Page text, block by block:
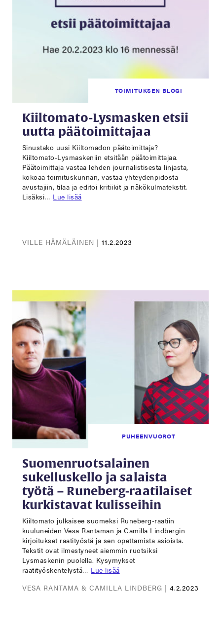
TOIMITUKSEN BLOGI
Kiiltomato-Lysmasken etsii
uutta päätoimittajaa
Sinustako uusi Kiiltomadon päätoimittaja?
Kiiltomato-Lysmaskeniin etsitään päätoimittajaa.
Päätoimittaja vastaa lehden journalistisesta linjasta,
kokoaa toimituskunnan, vastaa yhteydenpidosta
avustajiin, tilaa ja editoi kritiikit ja näkökulmatekstit.
Lisäksi… Lue lisää
VILLE HÄMÄLÄINEN | 11.2.2023
PUHEENVUOROT
Suomenruotsalainen
sukelluskello ja salaista
työtä – Runeberg-raatilaiset
kurkistavat kulisseihin
Kiiltomato julkaisee suomeksi Runeberg-raatiin
kuuluneiden Vesa Rantaman ja Camilla Lindbergin
kirjoitukset raatityöstä ja sen opettamista asioista.
Tekstit ovat ilmestyneet aiemmin ruotsiksi
Lysmaskenin puolella. Kysymykset
raatityöskentelystä… Lue lisää
VESA RANTAMA & CAMILLA LINDBERG | 4.2.2023